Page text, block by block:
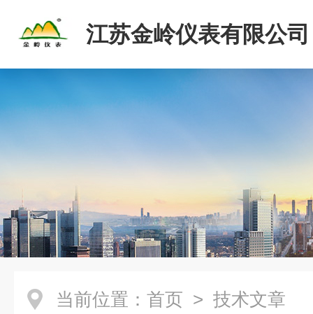
江苏金岭仪表有限公司
当前位置： 首页 > 技术文章